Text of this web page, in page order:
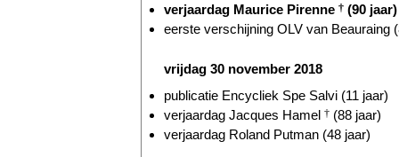
verjaardag Maurice Pirenne † (90 jaar)
eerste verschijning OLV van Beauraing
vrijdag 30 november 2018
publicatie Encycliek Spe Salvi (11 jaar)
verjaardag Jacques Hamel † (88 jaar)
verjaardag Roland Putman (48 jaar)